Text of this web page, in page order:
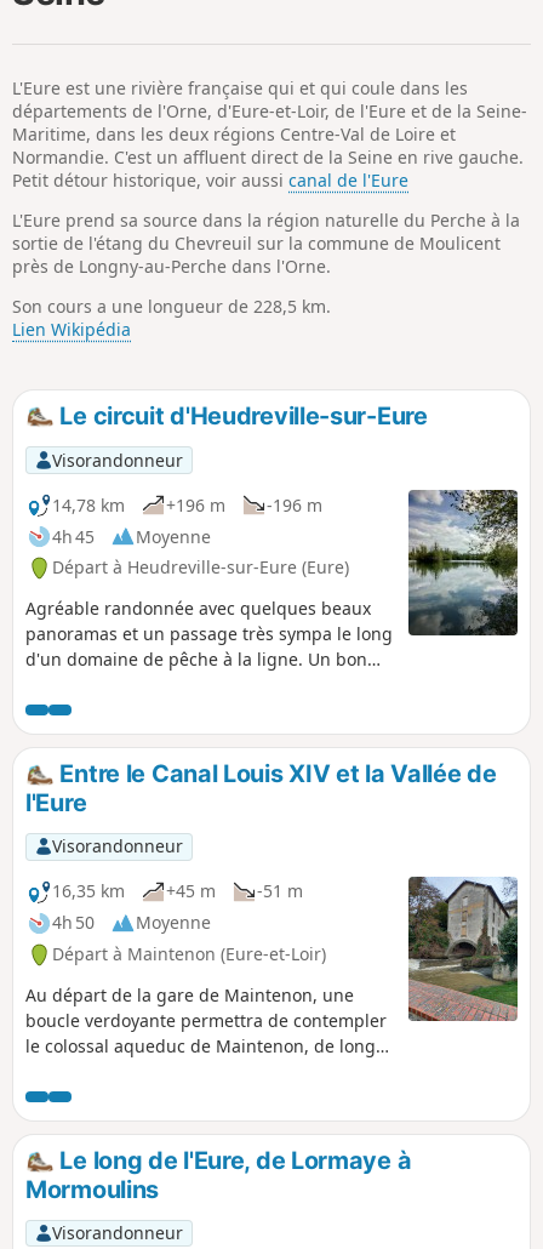
L'Eure est une rivière française qui et qui coule dans les
départements de l'Orne, d'Eure-et-Loir, de l'Eure et de la Seine-
Maritime, dans les deux régions Centre-Val de Loire et
Normandie. C'est un affluent direct de la Seine en rive gauche.
Petit détour historique, voir aussi canal de l'Eure
L'Eure prend sa source dans la région naturelle du Perche à la
sortie de l'étang du Chevreuil sur la commune de Moulicent
près de Longny-au-Perche dans l'Orne.
Son cours a une longueur de 228,5 km.
Lien Wikipédia
Le circuit d'Heudreville-sur-Eure
Visorandonneur
14,78 km
+196 m
-196 m
4h 45
Moyenne
Départ à Heudreville-sur-Eure (Eure)
Agréable randonnée avec quelques beaux
panoramas et un passage très sympa le long
d'un domaine de pêche à la ligne. Un bon
Entre le Canal Louis XIV et la Vallée de
l'Eure
Visorandonneur
16,35 km
+45 m
-51 m
4h 50
Moyenne
Départ à Maintenon (Eure-et-Loir)
Au départ de la gare de Maintenon, une
boucle verdoyante permettra de contempler
le colossal aqueduc de Maintenon, de longer
avant de passer dans la vallée de l'Eure pour
revenir en longeant la rivière. Pique-nique
recommandé au bord de l'Eure, ou à la gare
de Saint-Piat s'il pleut.
Le long de l'Eure, de Lormaye à
Mormoulins
Visorandonneur